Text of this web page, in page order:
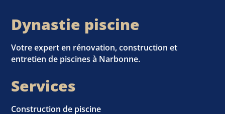
Dynastie piscine
Votre expert en rénovation, construction et
entretien de piscines à Narbonne.
Services
Construction de piscine